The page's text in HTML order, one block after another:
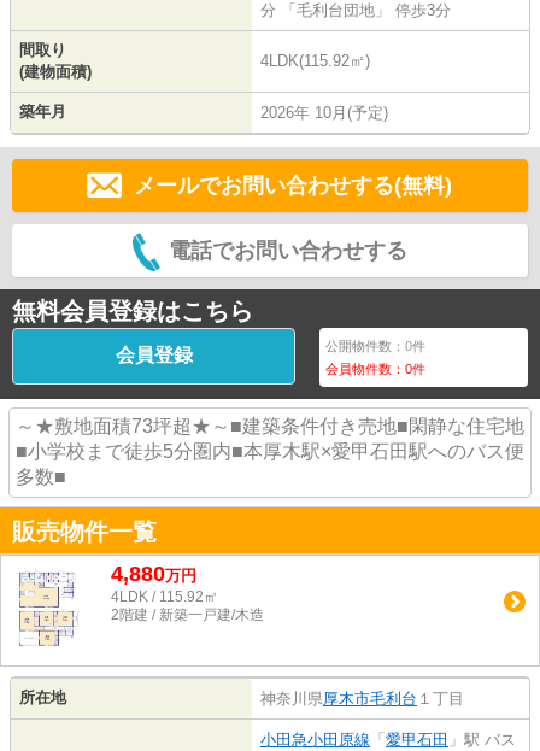
分 「毛利台団地」 停歩3分
間取り
(建物面積)
4LDK(115.92㎡)
築年月 2026年 10月(予定)
メールでお問い合わせする(無料)
電話でお問い合わせする
無料会員登録はこちら
会員登録 公開物件数：0件
会員物件数：0件
～★敷地面積73坪超★～■建築条件付き売地■閑静な住宅地
■小学校まで徒歩5分圏内■本厚木駅×愛甲石田駅へのバス便
多数■
販売物件一覧
4,880万円
4LDK / 115.92㎡
2階建 / 新築一戸建/木造
所在地 神奈川県厚木市毛利台 １丁目
小田急小田原線 「 愛甲石田 」駅 バス